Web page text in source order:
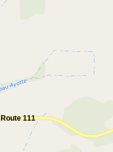
Route 111